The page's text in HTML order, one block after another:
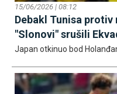
15/06/2026 | 08:12
Debakl Tunisa protiv
"Slonovi" srušili
Јapan otkinuo bod